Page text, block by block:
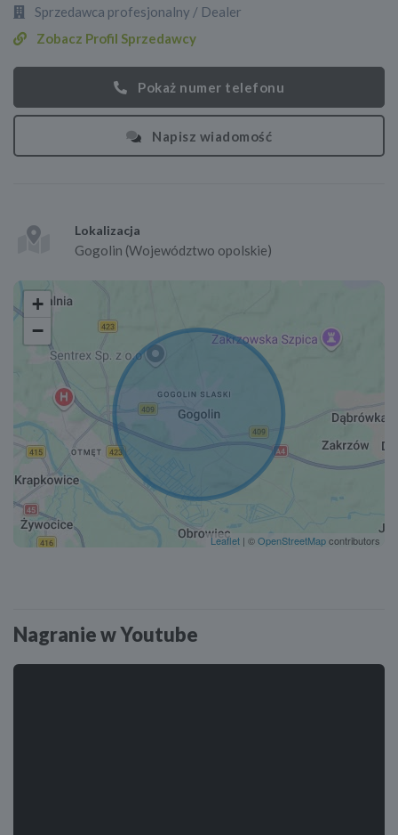
Sprzedawca profesjonalny / Dealer
Zobacz Profil Sprzedawcy
Pokaż numer telefonu
Napisz wiadomość
Lokalizacja
Gogolin (Województwo opolskie)
+
−
Leaflet | ©OpenStreetMapcontributors
Nagranie w Youtube